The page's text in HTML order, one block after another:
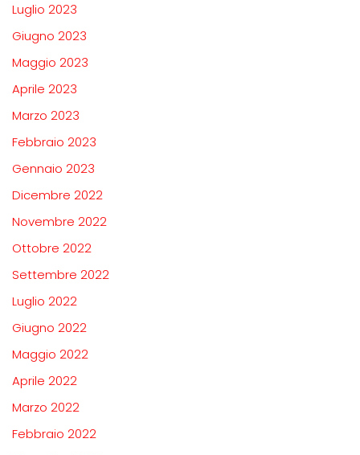
Luglio 2023
Giugno 2023
Maggio 2023
Aprile 2023
Marzo 2023
Febbraio 2023
Gennaio 2023
Dicembre 2022
Novembre 2022
Ottobre 2022
Settembre 2022
Luglio 2022
Giugno 2022
Maggio 2022
Aprile 2022
Marzo 2022
Febbraio 2022